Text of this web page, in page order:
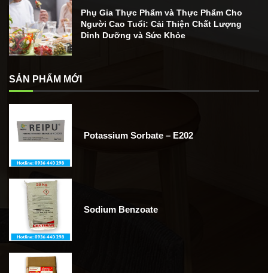
Phụ Gia Thực Phẩm và Thực Phẩm Cho
Người Cao Tuổi: Cải Thiện Chất Lượng
Dinh Dưỡng và Sức Khỏe
SẢN PHẨM MỚI
Potassium Sorbate – E202
Sodium Benzoate